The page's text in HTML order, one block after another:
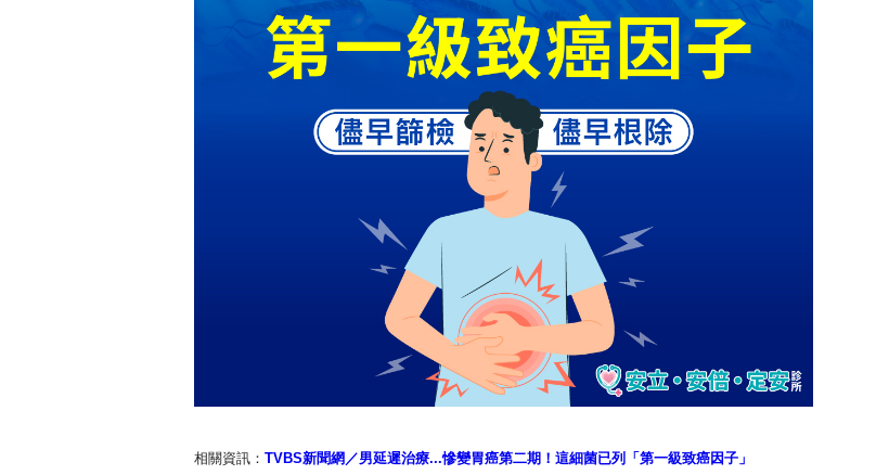
相關資訊： TVBS新聞網／男延遲治療...慘變胃癌第二期！這細菌已列「第一級致癌因子」